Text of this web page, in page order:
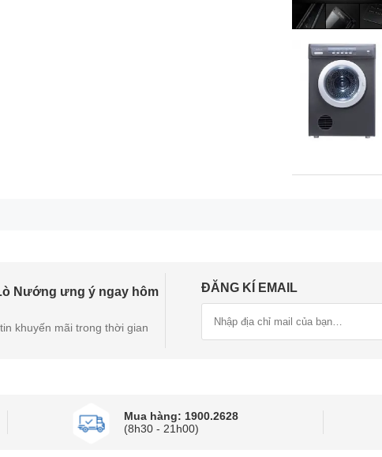
56 x 59 x 55cm - Khoang lò 56 x 57.9 x 54.9cm (Ngang x Cao x
Nướng ưng ý ngay hôm
khuyến mãi trong thời gian
ĐĂNG KÍ EMAIL
Mua hàng: 1900.2628
(8h30 - 21h00)